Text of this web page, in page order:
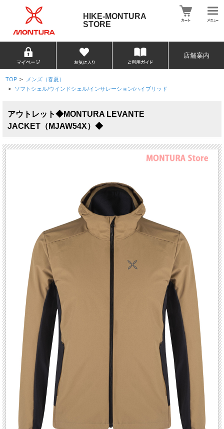
HIKE-MONTURA
STORE
店舗案内
TOP > メンズ（春夏）
> ソフトシェル/ウインドシェル/インサレーション/ハイブリッド
アウトレット◆MONTURA LEVANTE
JACKET（MJAW54X）◆